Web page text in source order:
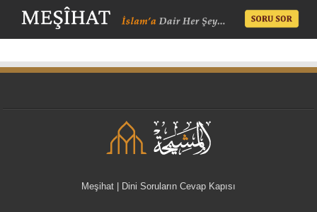
Meşihat | Dini Soruların Cevap Kapısı